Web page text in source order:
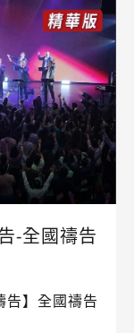
-全國禱告
】全國禱告